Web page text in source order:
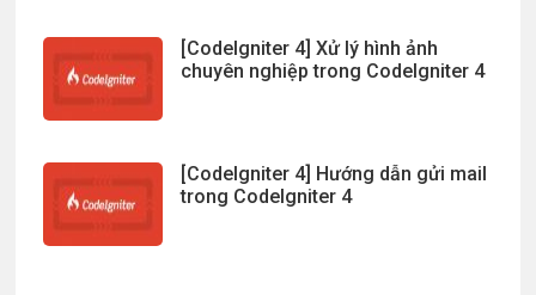
[CodeIgniter 4] Xử lý hình ảnh
chuyên nghiệp trong CodeIgniter 4
[CodeIgniter 4] Hướng dẫn gửi mail
trong CodeIgniter 4